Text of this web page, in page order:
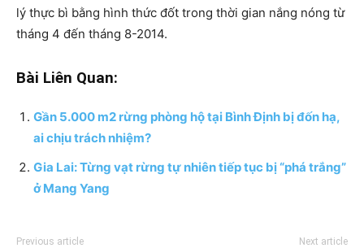
lý thực bì bằng hình thức đốt trong thời gian nắng nóng từ
tháng 4 đến tháng 8-2014.
Bài Liên Quan:
Gần 5.000 m2 rừng phòng hộ tại Bình Định bị đốn hạ,
ai chịu trách nhiệm?
Gia Lai: Từng vạt rừng tự nhiên tiếp tục bị “phá trắng”
ở Mang Yang
Previous article Next article